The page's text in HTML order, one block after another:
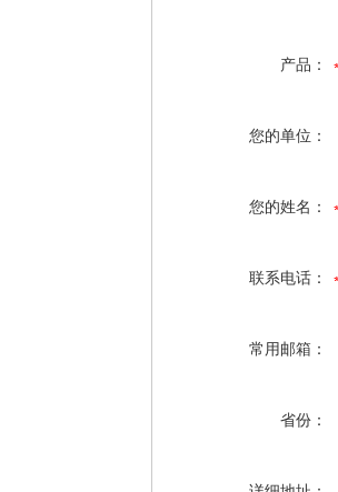
产品：
您的单位：
您的姓名：
联系电话：
常用邮箱：
省份：